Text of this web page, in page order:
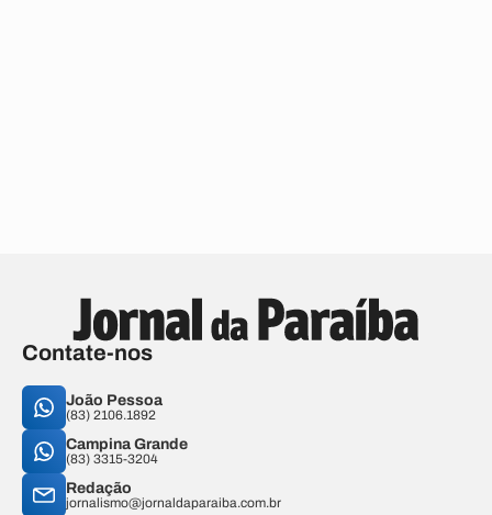
Contate-nos
João Pessoa
(83) 2106.1892
Campina Grande
(83) 3315-3204
Redação
jornalismo@jornaldaparaiba.com.br